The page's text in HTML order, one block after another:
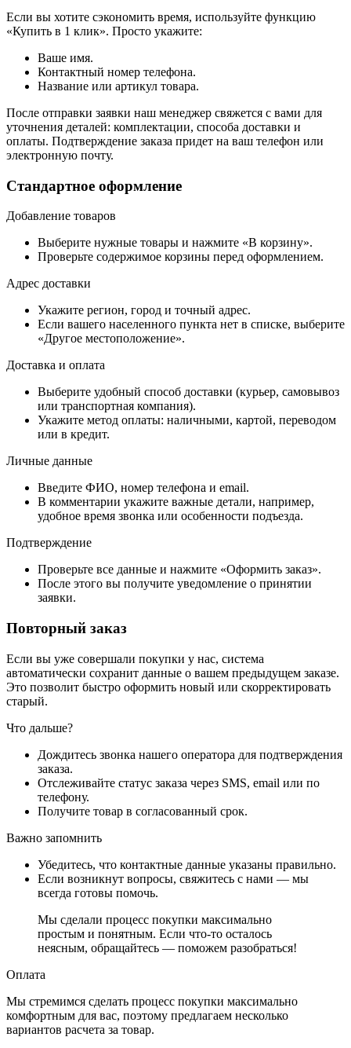
Если вы хотите сэкономить время, используйте функцию
«Купить в 1 клик». Просто укажите:
Ваше имя.
Контактный номер телефона.
Название или артикул товара.
После отправки заявки наш менеджер свяжется с вами для
уточнения деталей: комплектации, способа доставки и
оплаты. Подтверждение заказа придет на ваш телефон или
электронную почту.
Стандартное оформление
Добавление товаров
Выберите нужные товары и нажмите «В корзину».
Проверьте содержимое корзины перед оформлением.
Адрес доставки
Укажите регион, город и точный адрес.
Если вашего населенного пункта нет в списке, выберите
«Другое местоположение».
Доставка и оплата
Выберите удобный способ доставки (курьер, самовывоз
или транспортная компания).
Укажите метод оплаты: наличными, картой, переводом
или в кредит.
Личные данные
Введите ФИО, номер телефона и email.
В комментарии укажите важные детали, например,
удобное время звонка или особенности подъезда.
Подтверждение
Проверьте все данные и нажмите «Оформить заказ».
После этого вы получите уведомление о принятии
заявки.
Повторный заказ
Если вы уже совершали покупки у нас, система
автоматически сохранит данные о вашем предыдущем заказе.
Это позволит быстро оформить новый или скорректировать
старый.
Что дальше?
Дождитесь звонка нашего оператора для подтверждения
заказа.
Отслеживайте статус заказа через SMS, email или по
телефону.
Получите товар в согласованный срок.
Важно запомнить
Убедитесь, что контактные данные указаны правильно.
Если возникнут вопросы, свяжитесь с нами — мы
всегда готовы помочь.
Мы сделали процесс покупки максимально
простым и понятным. Если что-то осталось
неясным, обращайтесь — поможем разобраться!
Оплата
Мы стремимся сделать процесс покупки максимально
комфортным для вас, поэтому предлагаем несколько
вариантов расчета за товар.